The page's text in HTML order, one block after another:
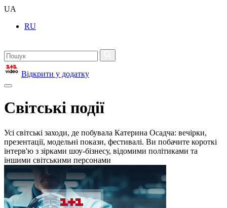
UA
RU
Відкрити у додатку
Світські події
Усі світські заходи, де побувала Катерина Осадча: вечірки,
презентації, модельні покази, фестивалі. Ви побачите короткі
інтерв'ю з зірками шоу-бізнесу, відомими політиками та
іншими світськими персонами